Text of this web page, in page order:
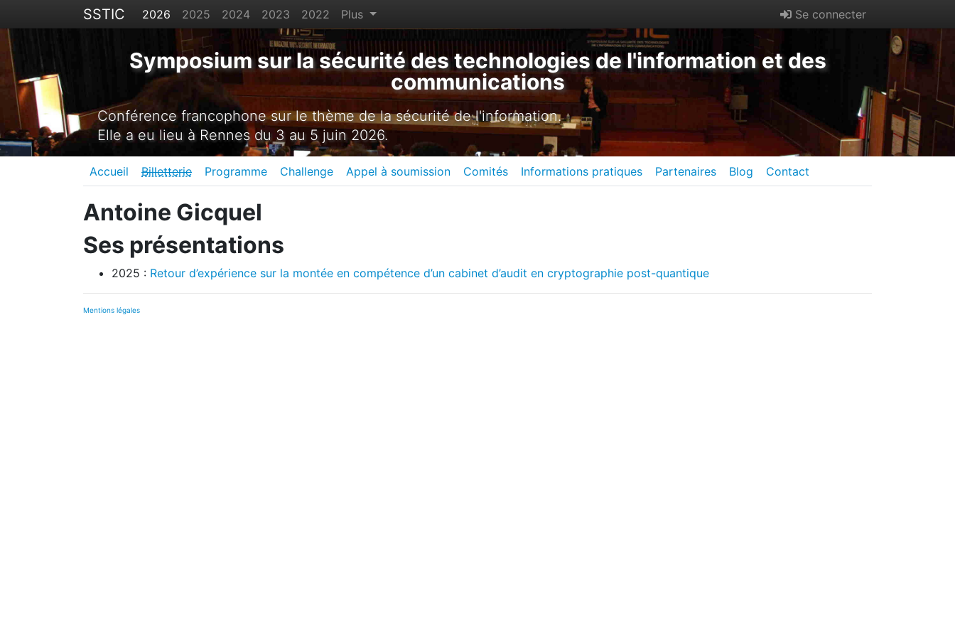
SSTIC 2026 2025 2024 2023 2022 Plus Se connecter
Symposium sur la sécurité des technologies de l'information et des
communications
Conférence francophone sur le thème de la sécurité de l'information.
Elle a eu lieu à Rennes du 3 au 5 juin 2026.
Accueil Billetterie Programme Challenge Appel à soumission Comités Informations pratiques Partenaires Blog Contact
Antoine Gicquel
Ses présentations
2025 : Retour d’expérience sur la montée en compétence d’un cabinet d’audit en cryptographie post-quantique
Mentions légales